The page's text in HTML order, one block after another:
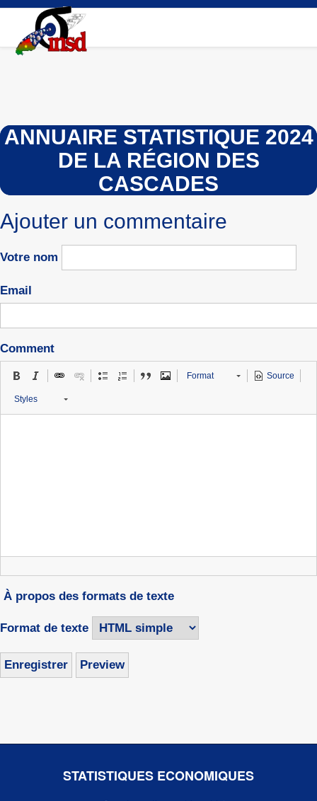
Aller
contenu
principal
ANNUAIRE STATISTIQUE 2024
DE LA RÉGION DES
CASCADES
Ajouter un commentaire
Votre nom
Email
Comment
Format Source
Styles
À propos des formats de texte
Format de texte
STATISTIQUES ECONOMIQUES